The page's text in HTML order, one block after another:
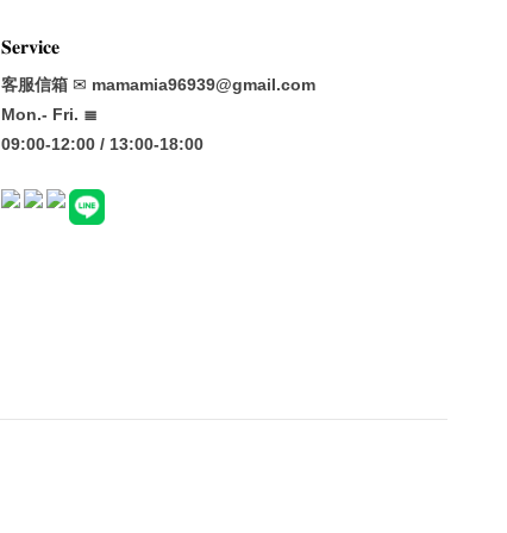
𝐒𝐞𝐫𝐯𝐢𝐜𝐞
客服信箱 ✉ mamamia96939@gmail.com
Mon.- Fri. ≣
09:00-12:00 / 13:00-18:00